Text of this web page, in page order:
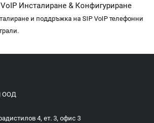
VoIP Инсталиране & Конфигуриране
и поддръжка на SIP VoIP телефонни
ООД
4, ет. 3, офис 3